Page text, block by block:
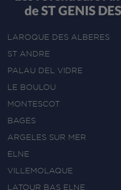
de ST GENIS
LAROQUE DES ALBERES
ST ANDRE
PALAU DEL VIDRE
LE BOULOU
MONTESCOT
BAGES
ARGELES SUR MER
ELNE
VILLEMOLAQUE
LATOUR BAS ELNE